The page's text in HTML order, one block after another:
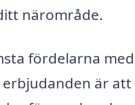
närområde.
fördelarna
är att